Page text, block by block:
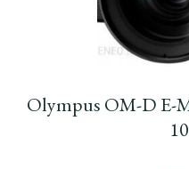
Olympus OM-D E-